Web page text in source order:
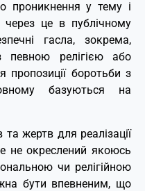
проникнення у тему і
через це в публічному
гасла, зокрема,
певною релігією або
пропозиції боротьби з
базуються на
та жертв для реалізації
не окреслений якоюсь
чи релігійною
бути впевненим, що